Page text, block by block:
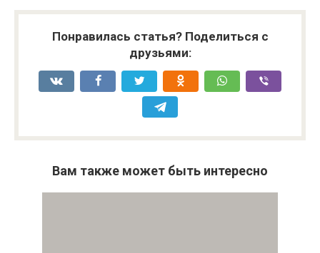
Понравилась статья? Поделиться с
друзьями:
Вам также может быть интересно